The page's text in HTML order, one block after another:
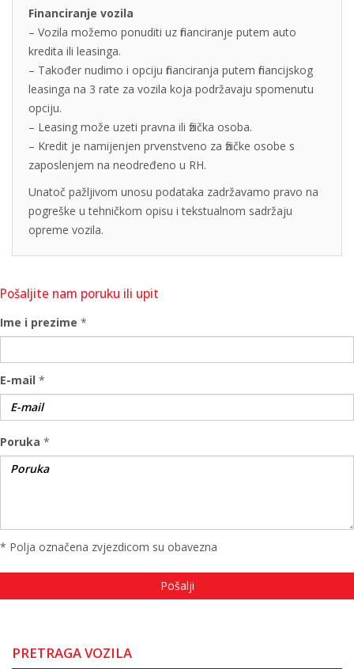
Financiranje vozila
– Vozila možemo ponuditi uz financiranje putem auto
kredita ili leasinga.
– Također nudimo i opciju financiranja putem financijskog
leasinga na 3 rate za vozila koja podržavaju spomenutu
opciju.
– Leasing može uzeti pravna ili fizička osoba.
– Kredit je namijenjen prvenstveno za fizičke osobe s
zaposlenjem na neodređeno u RH.
Unatoč pažljivom unosu podataka zadržavamo pravo na
pogreške u tehničkom opisu i tekstualnom sadržaju
opreme vozila.
Pošaljite nam poruku ili upit
Ime i prezime *
E-mail *
Poruka *
* Polja označena zvjezdicom su obavezna
PRETRAGA VOZILA